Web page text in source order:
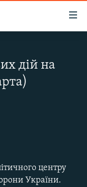
дій на
центру
України.